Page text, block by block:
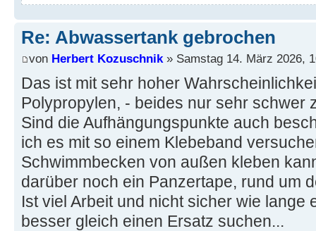
Re: Abwassertank gebrochen
von Herbert Kozuschnik » Samstag 14. März 2026,
Das ist mit sehr hoher
Polypropylen, - beides nur sehr schwer
Sind die Aufhängungspunkte auch
ich es mit so einem Klebeband
Schwimmbecken von außen kleben
darüber noch ein Panzertape, rund um
Ist viel Arbeit und nicht sicher wie lange
besser gleich einen Ersatz suchen...